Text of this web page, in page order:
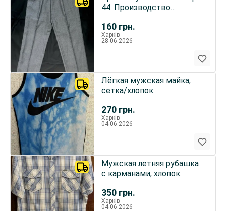
160 грн.
44. Производство
Харків
28.06.2026
270 грн.
Лёгкая мужская майка,
сетка/хлопок.
Харків
04.06.2026
350 грн.
Мужская летняя рубашка
с карманами, хлопок.
Харків
04.06.2026